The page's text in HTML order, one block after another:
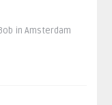
in Amsterdam